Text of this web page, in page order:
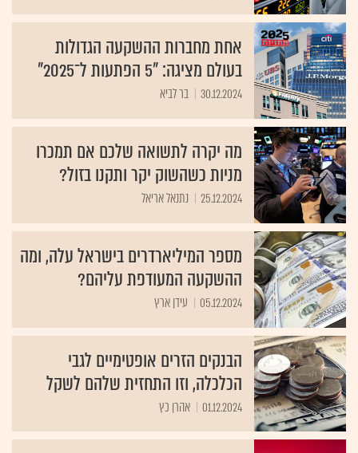
אחת מחברות ההשקעה הגדולות
בעולם מציגה: "5 הפתעות ל־‏2025"
30.12.2024 בר לביא
מה יקרה לתשואה שלכם אם תמכרו
מניות כשהשוק יקר ותקנו בזול?
25.12.2024 נתנאל אריאל
מספר המיליארדרים בישראל עלה, ומה
ההשקעה המעודפת עליהם?
05.12.2024 עידן ארץ
הבנקים הזרים אופטימיים לגבי
הכלכלה, וזו התחזית שלהם לשקל
01.12.2024 אהרן כץ